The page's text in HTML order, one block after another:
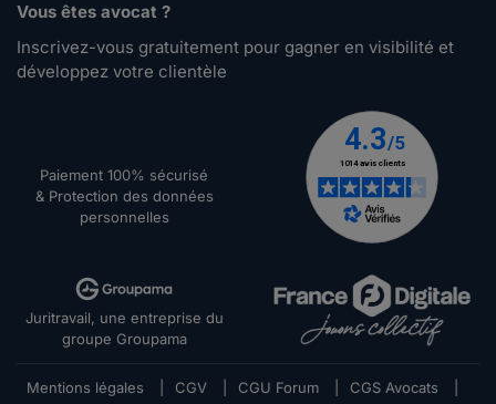
Vous êtes avocat ?
Inscrivez-vous gratuitement pour gagner en visibilité et
développez votre clientèle
Paiement 100% sécurisé
& Protection des données
personnelles
Juritravail, une entreprise du
groupe Groupama
Mentions légales CGV CGU Forum CGS Avocats